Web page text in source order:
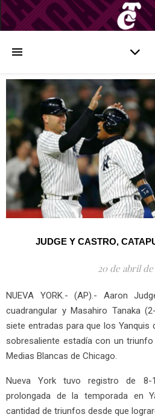
JUDGE Y CASTRO,
20 de abril de
NUEVA YORK.- (AP).- Aaron Judge disparó un panorámico
cuadrangular y Masahiro Tanaka
siete entradas para que los Yanquis
sobresaliente estadía con un
Medias Blancas de Chicago.
Nueva York tuvo registro de
prolongada de la temporada en
cantidad de triunfos desde que